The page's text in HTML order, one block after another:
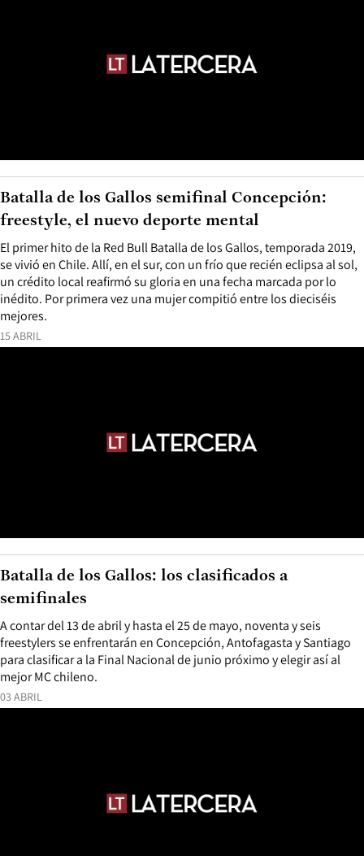
15 ABRIL
El primer hito de la Red Bull Batalla de los Gallos, temporada 2019,
se vivió en Chile. Allí, en el sur, con un frío que recién eclipsa al sol,
un crédito local reafirmó su gloria en una fecha marcada por lo
inédito. Por primera vez una mujer compitió entre los dieciséis
mejores.
Batalla de los Gallos semifinal Concepción:
freestyle, el nuevo deporte mental
03 ABRIL
A contar del 13 de abril y hasta el 25 de mayo, noventa y seis
freestylers se enfrentarán en Concepción, Antofagasta y Santiago
para clasificar a la Final Nacional de junio próximo y elegir así al
mejor MC chileno.
Batalla de los Gallos: los clasificados a
semifinales